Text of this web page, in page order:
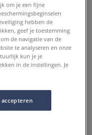
om je een fijne
hebben de
geef je toestemming
de navigatie van de
te analyseren en onze
kun je je
in de instellingen. Je
accepteren